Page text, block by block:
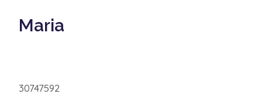
Maria
30747592